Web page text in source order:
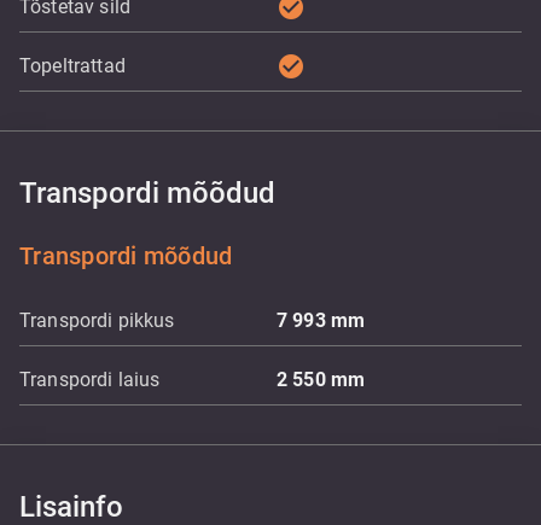
Tõstetav sild check_circle
Topeltrattad check_circle
Transpordi mõõdud
Transpordi mõõdud
Transpordi pikkus 7 993 mm
Transpordi laius 2 550 mm
Lisainfo